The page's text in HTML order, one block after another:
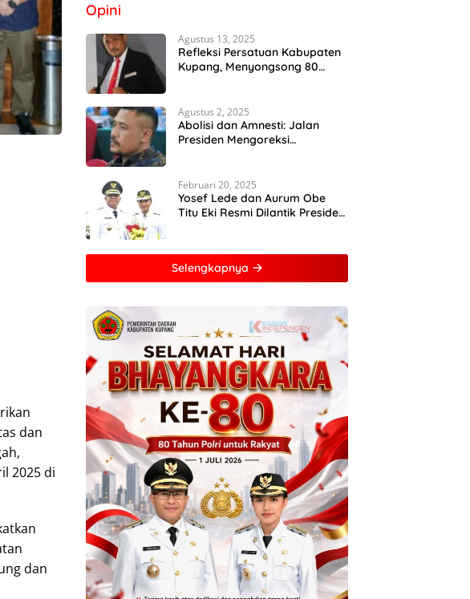
dan
2025 di
dan
Opini
Agustus 13, 2025
Refleksi Persatuan Kabupaten
Kupang, Menyongsong 80
Agustus 2, 2025
Abolisi dan Amnesti: Jalan
Presiden Mengoreksi
Februari 20, 2025
Yosef Lede dan Aurum Obe
Titu Eki Resmi Dilantik Presiden
Oligarki
Selengkapnya